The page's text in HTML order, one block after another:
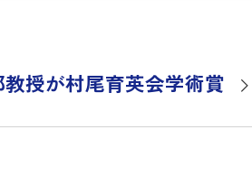
授が村尾育英会学術賞